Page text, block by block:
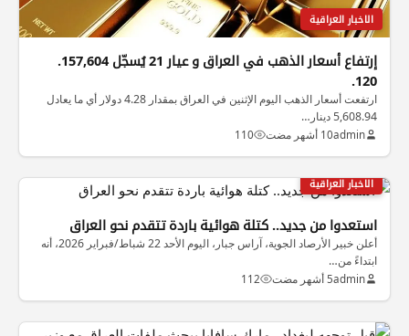
الاخبار العراقية
إرتفاع أسعار الذهب في العراق و عيار 21 يُسجّل 157,604.
120.
ارتفعت أسعار الذهب اليوم الإثنين في العراق بمقدار 4.28 دولار أي ما يعادل
5,608.94 دينار…
admin10 أشهر مضت 110
الاخبار العراقية
استعدوا من جديد.. كتلة هوائية باردة تتقدم نحو العراق
أعلن خبير الأرصاد الجوية، آراس جبار، اليوم الأحد 22 شباط/فبراير 2026، أنه
ابتداءً من…
admin5 أشهر مضت 112